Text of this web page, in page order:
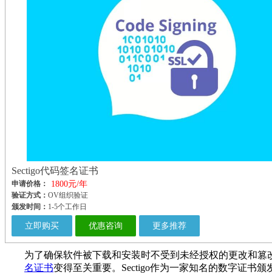
Sectigo代码签名证书
申请价格： 1800元/年
验证方式： OV组织验证
颁发时间： 1-5个工作日
立即购买 优惠咨询 更多推荐
为了确保软件被下载和安装时不受到未经授权的更改和篡
名证书变得至关重要。Sectigo作为一家知名的数字证书颁